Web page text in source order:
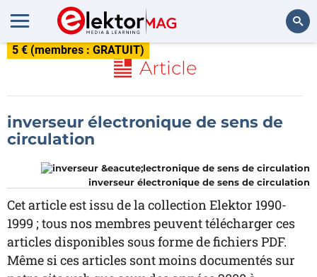
5 € (membres : GRATUIT)
Article
inverseur électronique de sens de
circulation
inverseur électronique de sens de circulation
Cet article est issu de la collection Elektor 1990-
1999 ; tous nos membres peuvent télécharger ces
articles disponibles sous forme de fichiers PDF.
Même si ces articles sont moins documentés sur